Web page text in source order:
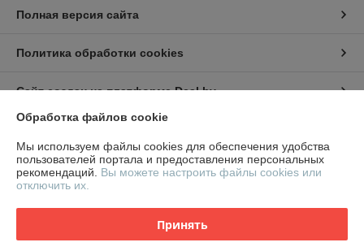
Полная версия сайта
Политика обработки cookies
Сайт создан на платформе Deal.by
Информация для покупателя
Юридическое лицо: ООО "СтилТехГрупп"
220069, г. Минск, ул. Щорса 3-я, дом 9,офис 305
Обработка файлов cookie
Мы используем файлы cookies для обеспечения удобства
пользователей портала и предоставления персональных
рекомендаций. Вы можете настроить файлы cookies или
отключить их.
Принять